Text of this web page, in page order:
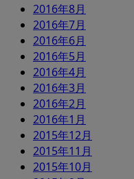
2016年8月
2016年7月
2016年6月
2016年5月
2016年4月
2016年3月
2016年2月
2016年1月
2015年12月
2015年11月
2015年10月